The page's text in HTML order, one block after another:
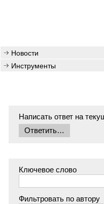
Новости
Инструменты
Написать ответ на
Ключевое слово
Фильтровать по автору